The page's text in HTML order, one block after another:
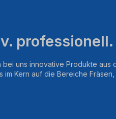
professionell.
bei uns innovative Produkte aus
im Kern auf die Bereiche